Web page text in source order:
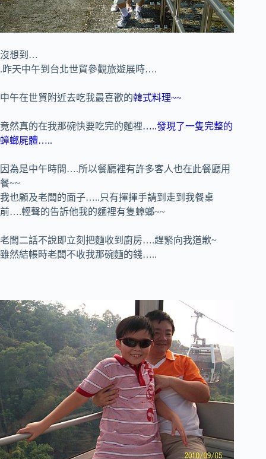
沒想到…
.昨天中午到台北世貿參觀旅遊展時….
中午在世貿附近去吃我最喜歡的韓式料理~~
竟然真的在我那碗快要吃完的麵裡…..發現了一隻完整的
蟑螂屍體…..
因為是中午時間….所以餐廳裡有許多客人也在此餐廳用
餐~~
我也顧及老闆的面子…..只有揮揮手請到走到我餐桌
前….輕聲的告訴他我的麵裡有隻蟑螂~~
老闆二話不說即立刻把麵收到廚房….趕緊向我道歉~
雖然結帳時老闆不收我那碗麵的錢…..